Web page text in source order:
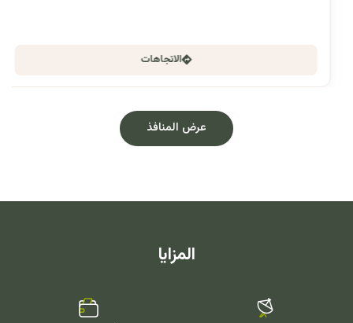
الاتجاهات
عرض المنافذ
المزايا